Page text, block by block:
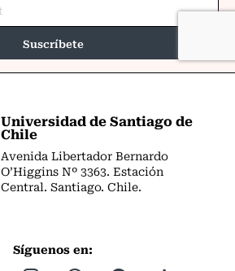
Universidad de Santiago de
Chile
Avenida Libertador Bernardo
O’Higgins Nº 3363. Estación
Central. Santiago. Chile.
Síguenos en: